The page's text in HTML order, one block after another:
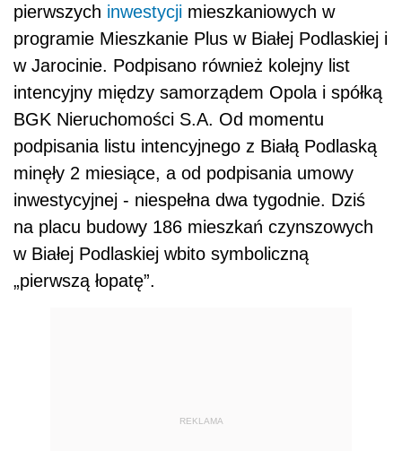
pierwszych inwestycji mieszkaniowych w
programie Mieszkanie Plus w Białej Podlaskiej i
w Jarocinie. Podpisano również kolejny list
intencyjny między samorządem Opola i spółką
BGK Nieruchomości S.A. Od momentu
podpisania listu intencyjnego z Białą Podlaską
minęły 2 miesiące, a od podpisania umowy
inwestycyjnej - niespełna dwa tygodnie. Dziś
na placu budowy 186 mieszkań czynszowych
w Białej Podlaskiej wbito symboliczną
„pierwszą łopatę”.
REKLAMA